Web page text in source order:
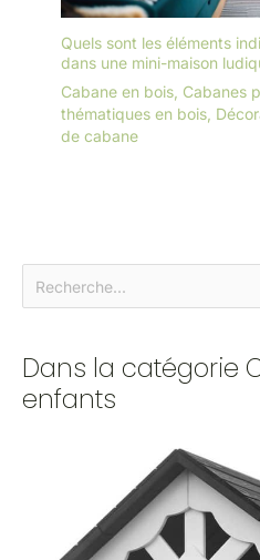
Quels sont les éléments
dans une mini-maison
Cabane en bois, Cabanes
thématiques en bois,
de cabane
Dans la catégorie
enfants